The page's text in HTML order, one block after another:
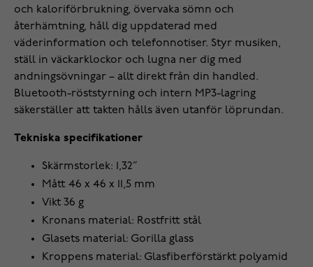
och kaloriförbrukning, övervaka sömn och
återhämtning, håll dig uppdaterad med
väderinformation och telefonnotiser. Styr musiken,
ställ in väckarklockor och lugna ner dig med
andningsövningar – allt direkt från din handled.
Bluetooth-röststyrning och intern MP3-lagring
säkerställer att takten hålls även utanför löprundan.
Tekniska specifikationer
Skärmstorlek: 1,32”
Mått 46 x 46 x 11,5 mm
Vikt 36 g
Kronans material: Rostfritt stål
Glasets material: Gorilla glass
Kroppens material: Glasfiberförstärkt polyamid